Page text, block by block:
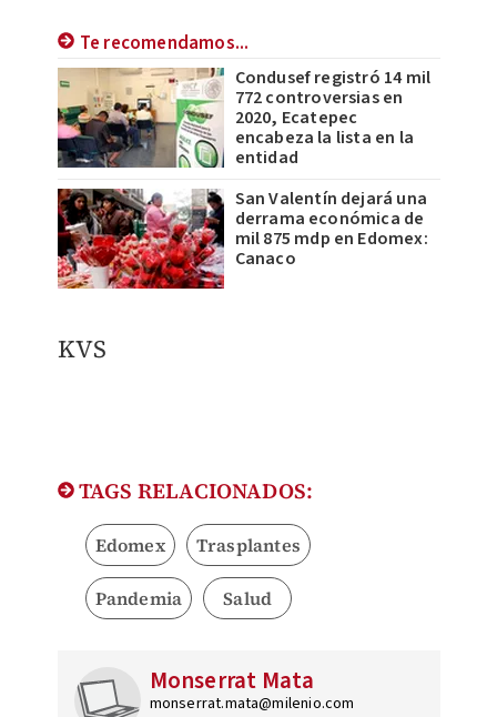
Te recomendamos...
Condusef registró 14 mil
772 controversias en
2020, Ecatepec
encabeza la lista en la
entidad
San Valentín dejará una
derrama económica de
mil 875 mdp en Edomex:
Canaco
KVS
TAGS RELACIONADOS:
Edomex Trasplantes
Pandemia Salud
Monserrat Mata
monserrat.mata@milenio.com